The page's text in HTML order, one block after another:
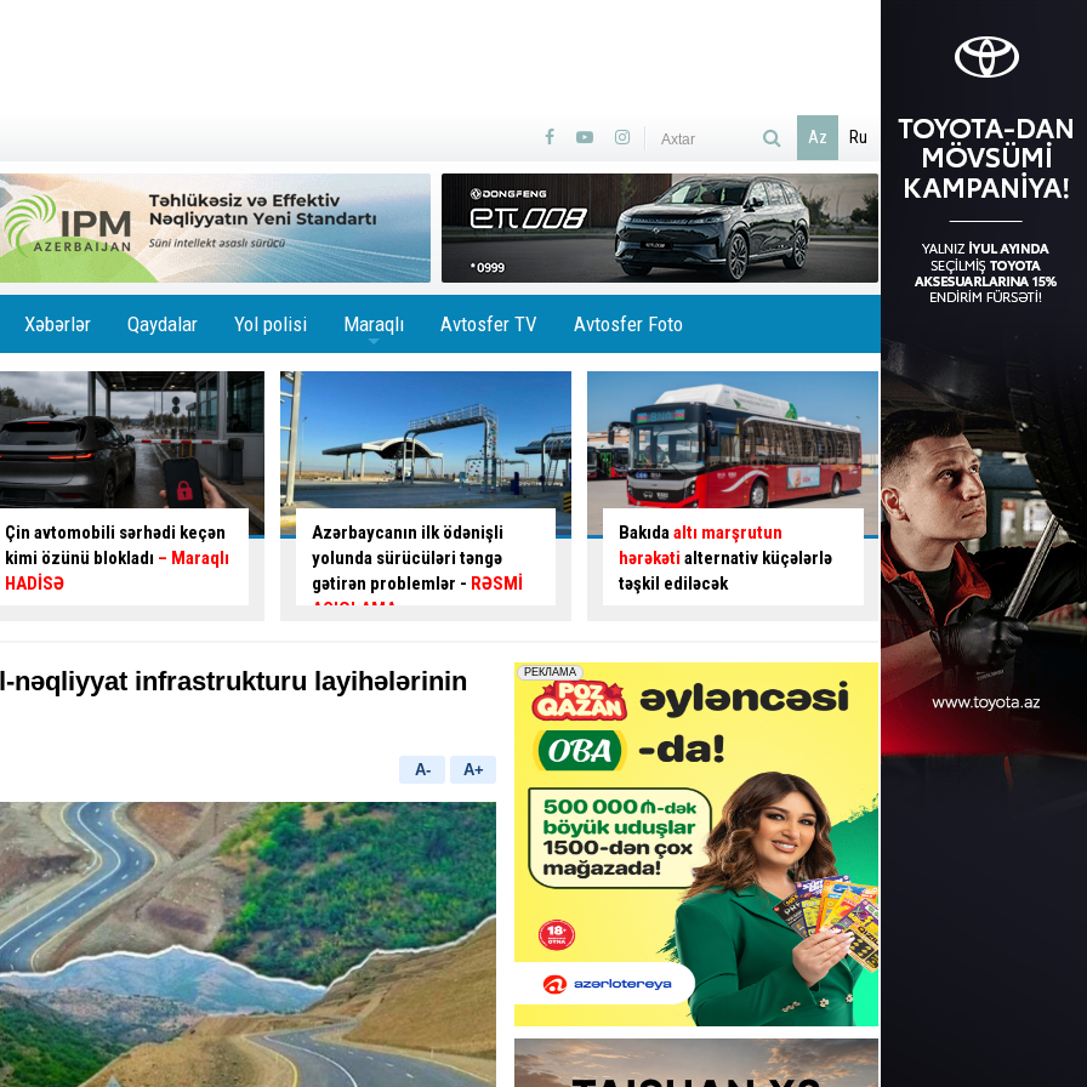
Az Ru
Xəbərlər Qaydalar Yol polisi Maraqlı Avtosfer TV Avtosfer Foto
Azərbaycanın ilk ödənişli
yolunda sürücüləri təngə
gətirən problemlər -
Bakıdaaltı marşrutun
hərəkətialternativ küçələrlə
təşkil ediləcək
İlisuda Ramramay şəlaləsinə
gedənlərdən ödəniş alınır? -
İDDİA - VİDEO
Qəzaya səbəb olan
avtobus sürücüsü ilə
mübahisə etdi-
nəqliyyat infrastrukturu layihələrinin
A- A+